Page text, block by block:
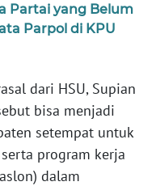
Partai yang Belum
Parpol di KPU
dari HSU, Supian
bisa menjadi
setempat untuk
program kerja
dalam